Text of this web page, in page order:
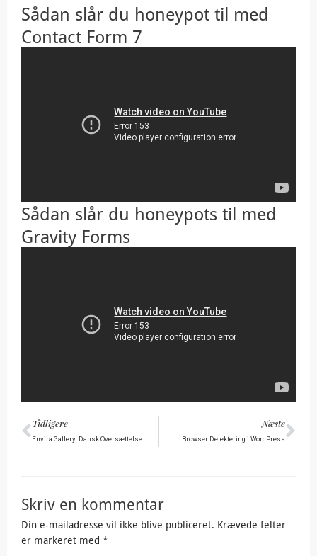
Sådan slår du honeypot til med
Contact Form 7
Sådan slår du honeypots til med
Gravity Forms
Tidligere
Tidligere
Envira Gallery: Dansk Oversættelse
Næste
Browser Detektering i WordPress
Skriv en kommentar
Din e-mailadresse vil ikke blive publiceret. Krævede felter
er markeret med *